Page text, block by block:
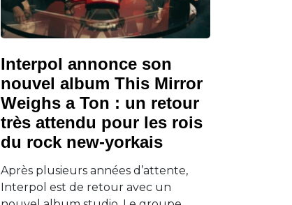
Interpol annonce son
nouvel album This Mirror
Weighs a Ton : un retour
très attendu pour les rois
du rock new-yorkais
Après plusieurs années d’attente,
Interpol est de retour avec un